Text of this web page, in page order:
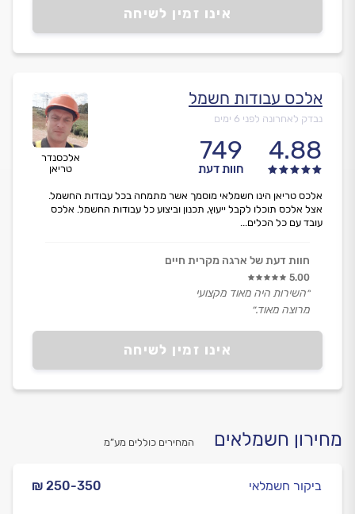
אינו זמין לשיחה
אלכסנדר
טריאן
אלכס עבודות חשמל
נבדק לאחרונה לפני 6 ימים
4.88
749
חוות דעת
אינו זמין לשיחה
אלכס טריאן הינו חשמלאי מוסמך אשר מתמחה בכל עבודות החשמל.
אצל אלכס תוכלו לקבל ייעוץ, תכנון וביצוע כל עבודות החשמל. אלכס
עובד עם כל הכלים...
חוות דעת של ארגה מקרית חיים
5.00
״השירות היה מאוד מקצועי
מרוצה מאוד.״
מחירון חשמלאים המחירים כוללים מע”מ
₪ 250-350 ביקור חשמלאי